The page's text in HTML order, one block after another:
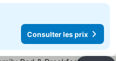
Consulter les prix